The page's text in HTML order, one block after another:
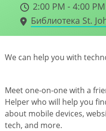
2:00 PM - 4:00 PM
Библиотека St.
We can help you with
Meet one-on-one with a
Helper who will help you
about mobile devices,
tech, and more.